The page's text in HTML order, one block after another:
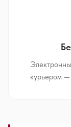
курьером —